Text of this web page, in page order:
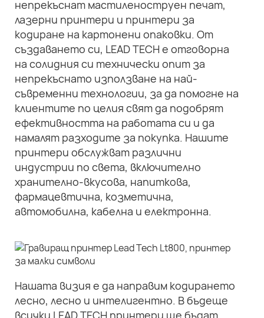
непрекъснат мастиленоструен печат,
лазерни принтери и принтери за
кодиране на картонени опаковки. От
създаването си, LEAD TECH е отговорна
на солидния си технически опит за
непрекъснато използване на най-
съвременни технологии, за да помогне на
клиентите по целия свят да подобрят
ефективността на работата си и да
намалят разходите за покупка. Нашите
принтери обслужват различни
индустрии по света, включително
хранително-вкусова, напиткова,
фармацевтична, козметична,
автомобилна, кабелна и електронна.
Нашата визия е да направим кодирането
лесно, лесно и интелигентно. В бъдеще